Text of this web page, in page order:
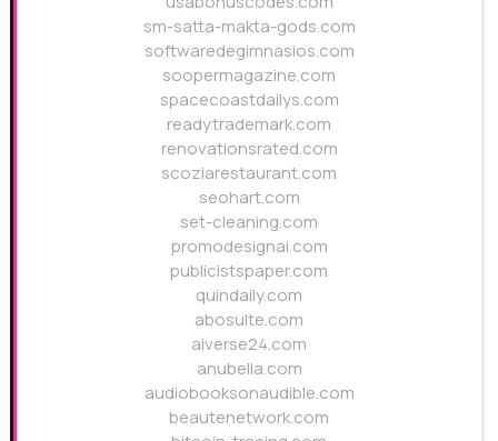
sm-satta-makta-gods.com
softwaredegimnasios.com
soopermagazine.com
spacecoastdailys.com
readytrademark.com
renovationsrated.com
scoziarestaurant.com
seohart.com
set-cleaning.com
promodesignai.com
publicistspaper.com
quindaily.com
abosulte.com
aiverse24.com
anubella.com
audiobooksonaudible.com
beautenetwork.com